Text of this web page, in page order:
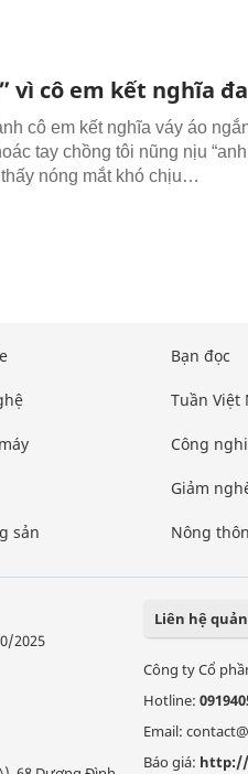
vì cô em kết nghĩa
cô em kết nghĩa váy áo
tay chồng tôi nũng nịu
nóng mắt khó chịu…
sản
Bạn đọc
Tuần Việt
Công
Giảm
Nông
2025
Liên hệ
Công ty Cổ
Hotline:
Email:
Báo giá: http://